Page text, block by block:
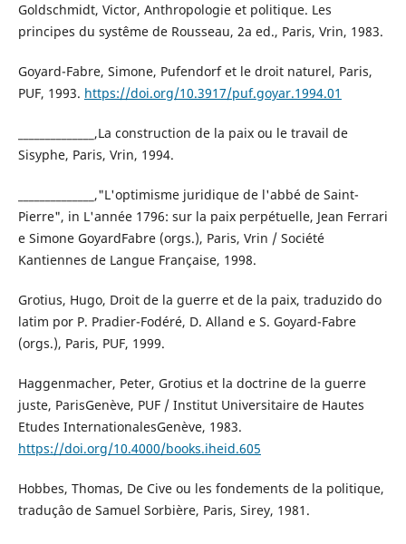
Goldschmidt, Victor, Anthropologie et politique. Les
principes du systême de Rousseau, 2a ed., Paris, Vrin, 1983.
Goyard-Fabre, Simone, Pufendorf et le droit naturel, Paris,
PUF, 1993. https://doi.org/10.3917/puf.goyar.1994.01
______________,La construction de la paix ou le travail de
Sisyphe, Paris, Vrin, 1994.
______________,"L'optimisme juridique de l'abbé de Saint-
Pierre", in L'année 1796: sur la paix perpétuelle, Jean Ferrari
e Simone GoyardFabre (orgs.), Paris, Vrin / Société
Kantiennes de Langue Française, 1998.
Grotius, Hugo, Droit de la guerre et de la paix, traduzido do
latim por P. Pradier-Fodéré, D. Alland e S. Goyard-Fabre
(orgs.), Paris, PUF, 1999.
Haggenmacher, Peter, Grotius et la doctrine de la guerre
juste, ParisGenève, PUF / Institut Universitaire de Hautes
Etudes InternationalesGenève, 1983.
https://doi.org/10.4000/books.iheid.605
Hobbes, Thomas, De Cive ou les fondements de la politique,
traduçâo de Samuel Sorbière, Paris, Sirey, 1981.